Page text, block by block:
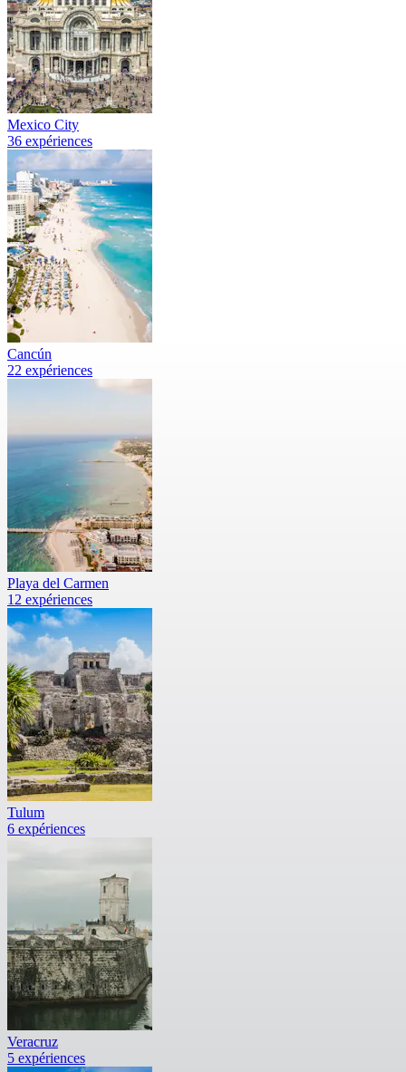
Mexico City
36 expériences
Cancún
22 expériences
Playa del Carmen
12 expériences
Tulum
6 expériences
Veracruz
5 expériences